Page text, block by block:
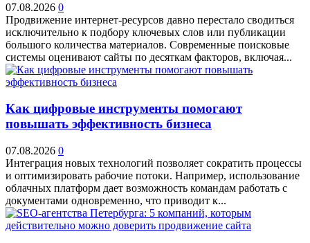
07.08.2026 0
Продвижение интернет-ресурсов давно перестало сводиться
исключительно к подбору ключевых слов или публикации
большого количества материалов. Современные поисковые
системы оценивают сайты по десяткам факторов, включая...
Как цифровые инструменты помогают
повышать эффективность бизнеса
07.08.2026 0
Интеграция новых технологий позволяет сократить процессы
и оптимизировать рабочие потоки. Например, использование
облачных платформ дает возможность командам работать с
документами одновременно, что приводит к...